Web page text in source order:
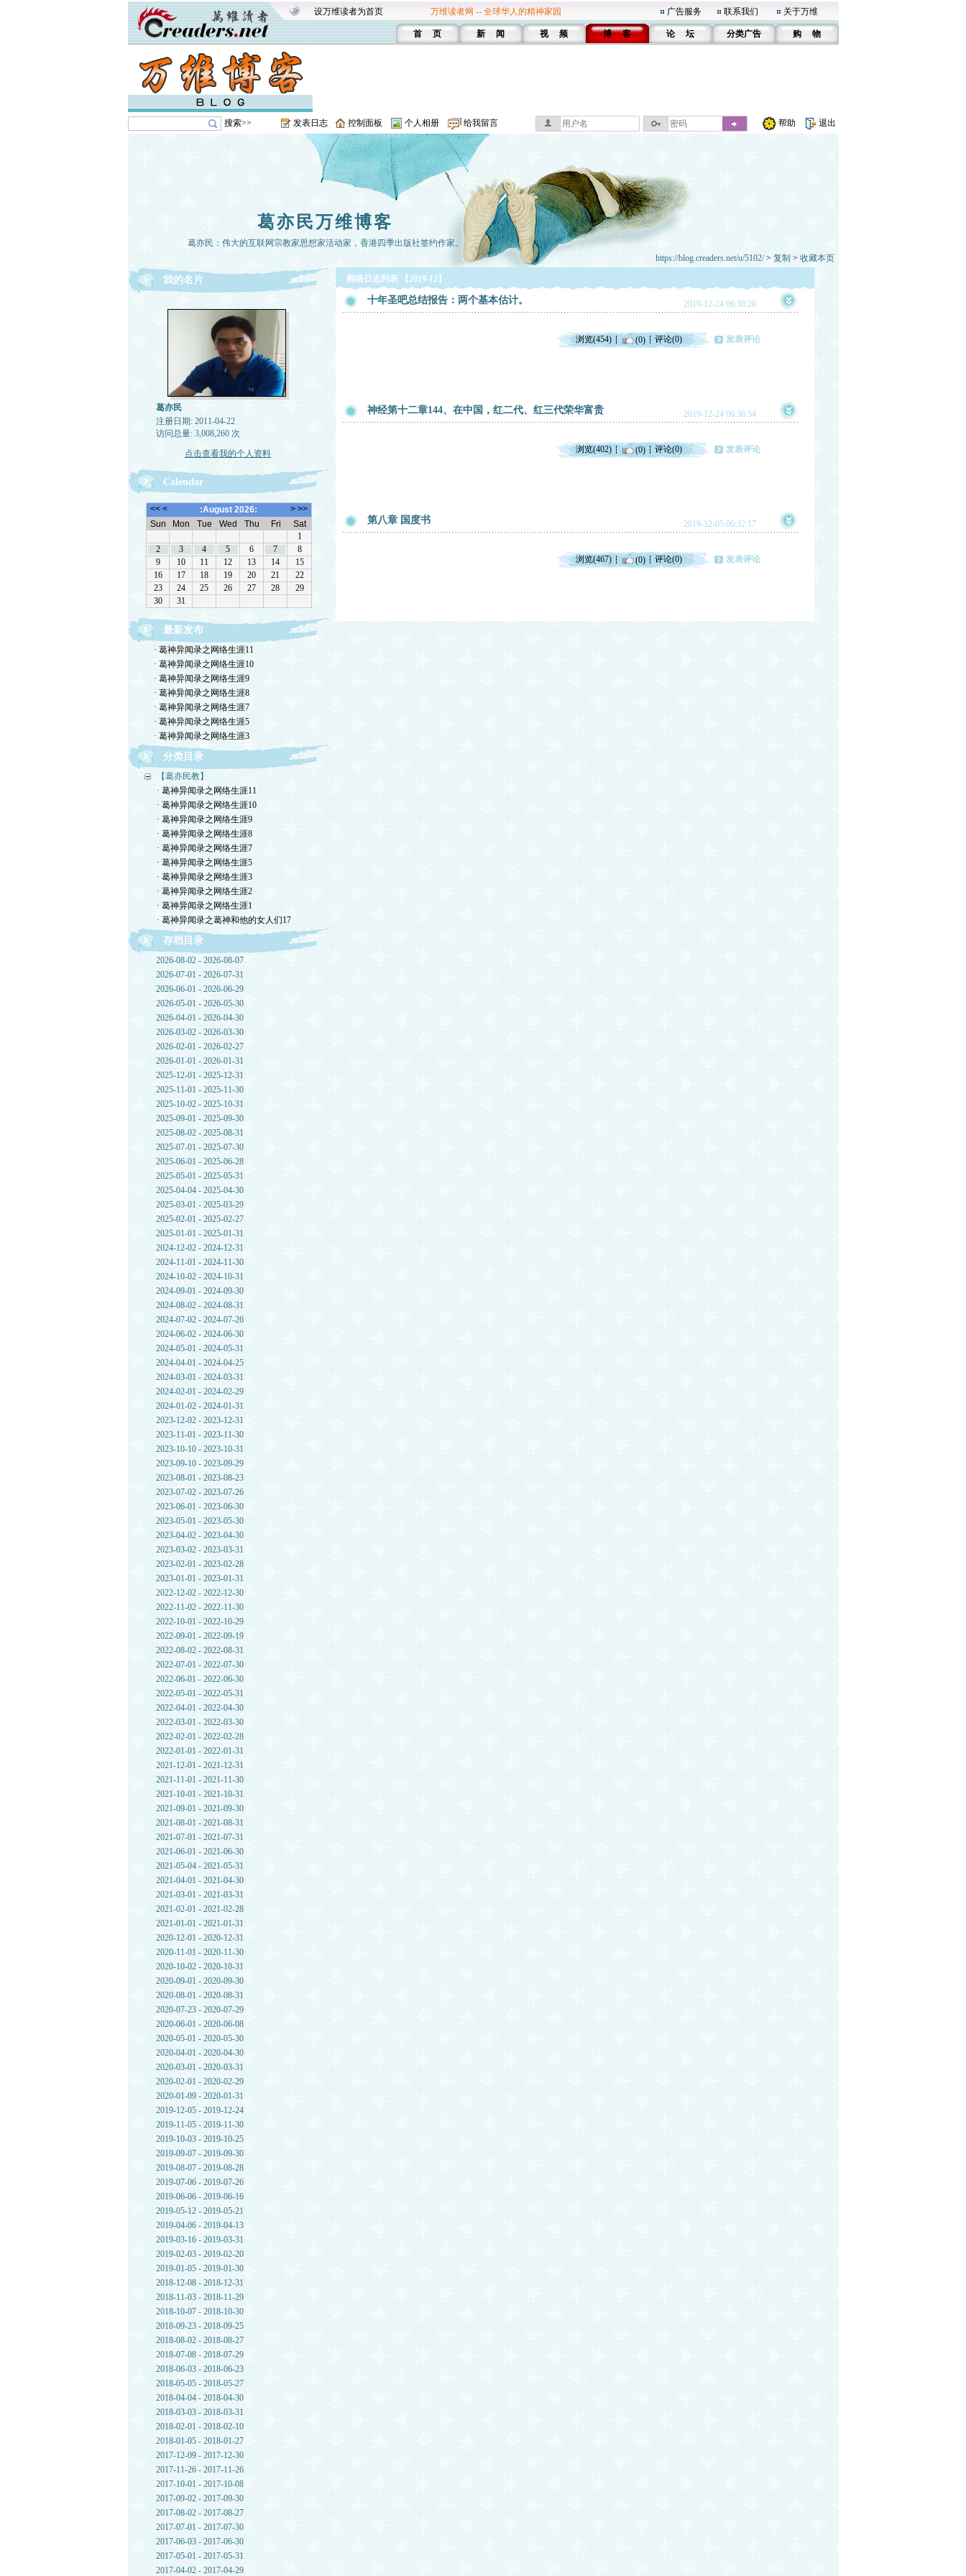
设万维读者为首页 万维读者网 -- 全球华人的精神家园 广告服务 联系我们 关于万维
首 页 新 闻 视 频 博 客 论 坛 分类广告 购 物
搜索>> 发表日志 控制面板 个人相册 给我留言 帮助 退出
葛亦民万维博客
葛亦民：伟大的互联网宗教家思想家活动家，香港四季出版社签约作家。
https://blog.creaders.net/u/5102/> 复制 > 收藏本页
我的名片
葛亦民
注册日期: 2011-04-22
访问总量: 3,008,260 次
点击查看我的个人资料
Calendar
最新发布
· 葛神异闻录之网络生涯11
· 葛神异闻录之网络生涯10
· 葛神异闻录之网络生涯9
· 葛神异闻录之网络生涯8
· 葛神异闻录之网络生涯7
· 葛神异闻录之网络生涯5
· 葛神异闻录之网络生涯3
分类目录
【葛亦民教】
· 葛神异闻录之网络生涯11
· 葛神异闻录之网络生涯10
· 葛神异闻录之网络生涯9
· 葛神异闻录之网络生涯8
· 葛神异闻录之网络生涯7
· 葛神异闻录之网络生涯5
· 葛神异闻录之网络生涯3
· 葛神异闻录之网络生涯2
· 葛神异闻录之网络生涯1
· 葛神异闻录之葛神和他的女人们17
存档目录
2026-08-02 - 2026-08-07
2026-07-01 - 2026-07-31
2026-06-01 - 2026-06-29
2026-05-01 - 2026-05-30
2026-04-01 - 2026-04-30
2026-03-02 - 2026-03-30
2026-02-01 - 2026-02-27
2026-01-01 - 2026-01-31
2025-12-01 - 2025-12-31
2025-11-01 - 2025-11-30
2025-10-02 - 2025-10-31
2025-09-01 - 2025-09-30
2025-08-02 - 2025-08-31
2025-07-01 - 2025-07-30
2025-06-01 - 2025-06-28
2025-05-01 - 2025-05-31
2025-04-04 - 2025-04-30
2025-03-01 - 2025-03-29
2025-02-01 - 2025-02-27
2025-01-01 - 2025-01-31
2024-12-02 - 2024-12-31
2024-11-01 - 2024-11-30
2024-10-02 - 2024-10-31
2024-09-01 - 2024-09-30
2024-08-02 - 2024-08-31
2024-07-02 - 2024-07-26
2024-06-02 - 2024-06-30
2024-05-01 - 2024-05-31
2024-04-01 - 2024-04-25
2024-03-01 - 2024-03-31
2024-02-01 - 2024-02-29
2024-01-02 - 2024-01-31
2023-12-02 - 2023-12-31
2023-11-01 - 2023-11-30
2023-10-10 - 2023-10-31
2023-09-10 - 2023-09-29
2023-08-01 - 2023-08-23
2023-07-02 - 2023-07-26
2023-06-01 - 2023-06-30
2023-05-01 - 2023-05-30
2023-04-02 - 2023-04-30
2023-03-02 - 2023-03-31
2023-02-01 - 2023-02-28
2023-01-01 - 2023-01-31
2022-12-02 - 2022-12-30
2022-11-02 - 2022-11-30
2022-10-01 - 2022-10-29
2022-09-01 - 2022-09-19
2022-08-02 - 2022-08-31
2022-07-01 - 2022-07-30
2022-06-01 - 2022-06-30
2022-05-01 - 2022-05-31
2022-04-01 - 2022-04-30
2022-03-01 - 2022-03-30
2022-02-01 - 2022-02-28
2022-01-01 - 2022-01-31
2021-12-01 - 2021-12-31
2021-11-01 - 2021-11-30
2021-10-01 - 2021-10-31
2021-09-01 - 2021-09-30
2021-08-01 - 2021-08-31
2021-07-01 - 2021-07-31
2021-06-01 - 2021-06-30
2021-05-04 - 2021-05-31
2021-04-01 - 2021-04-30
2021-03-01 - 2021-03-31
2021-02-01 - 2021-02-28
2021-01-01 - 2021-01-31
2020-12-01 - 2020-12-31
2020-11-01 - 2020-11-30
2020-10-02 - 2020-10-31
2020-09-01 - 2020-09-30
2020-08-01 - 2020-08-31
2020-07-23 - 2020-07-29
2020-06-01 - 2020-06-08
2020-05-01 - 2020-05-30
2020-04-01 - 2020-04-30
2020-03-01 - 2020-03-31
2020-02-01 - 2020-02-29
2020-01-09 - 2020-01-31
2019-12-05 - 2019-12-24
2019-11-05 - 2019-11-30
2019-10-03 - 2019-10-25
2019-09-07 - 2019-09-30
2019-08-07 - 2019-08-28
2019-07-06 - 2019-07-26
2019-06-06 - 2019-06-16
2019-05-12 - 2019-05-21
2019-04-06 - 2019-04-13
2019-03-16 - 2019-03-31
2019-02-03 - 2019-02-20
2019-01-05 - 2019-01-30
2018-12-08 - 2018-12-31
2018-11-03 - 2018-11-29
2018-10-07 - 2018-10-30
2018-09-23 - 2018-09-25
2018-08-02 - 2018-08-27
2018-07-08 - 2018-07-29
2018-06-03 - 2018-06-23
2018-05-05 - 2018-05-27
2018-04-04 - 2018-04-30
2018-03-03 - 2018-03-31
2018-02-01 - 2018-02-10
2018-01-05 - 2018-01-27
2017-12-09 - 2017-12-30
2017-11-26 - 2017-11-26
2017-10-01 - 2017-10-08
2017-09-02 - 2017-09-30
2017-08-02 - 2017-08-27
2017-07-01 - 2017-07-30
2017-06-03 - 2017-06-30
2017-05-01 - 2017-05-31
2017-04-02 - 2017-04-29
网络日志列表 【2019-12】
十年圣吧总结报告：两个基本估计。 2019-12-24 06:38:20
浏览(454) (0) 评论(0) 发表评论
神经第十二章144、在中国，红二代、红三代荣华富贵 2019-12-24 06:36:54
浏览(402) (0) 评论(0) 发表评论
第八章 国度书 2019-12-05 06:32:17
浏览(467) (0) 评论(0) 发表评论